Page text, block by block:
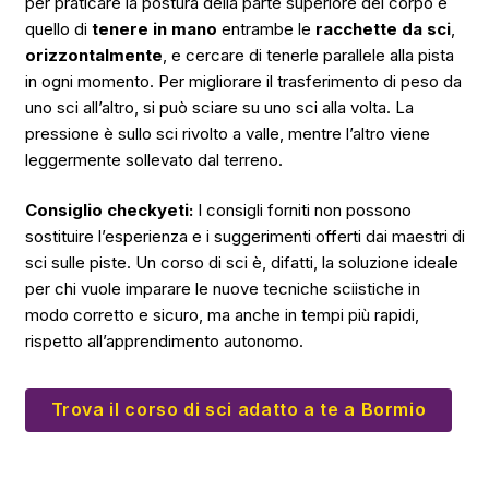
quello di tenere in mano entrambe le racchette da sci,
orizzontalmente , e cercare di tenerle parallele alla pista
in ogni momento. Per migliorare il trasferimento di peso da
uno sci all’altro, si può sciare su uno sci alla volta. La
pressione è sullo sci rivolto a valle, mentre l’altro viene
leggermente sollevato dal terreno.
Consiglio checkyeti:I consigli forniti non possono
sostituire l’esperienza e i suggerimenti offerti dai maestri di
sci sulle piste. Un corso di sci è, difatti, la soluzione ideale
per chi vuole imparare le nuove tecniche sciistiche in
modo corretto e sicuro, ma anche in tempi più rapidi,
rispetto all’apprendimento autonomo.
Trova il corso di sci adatto a te a Bormio